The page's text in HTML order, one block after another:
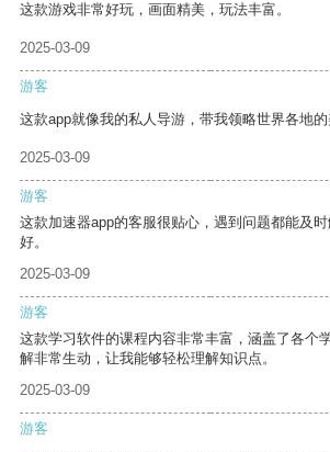
这款游戏非常好玩，画面精美，玩法丰富。
2025-03-09
游客
这款app就像我的私人导游，带我领略世界各地的
2025-03-09
游客
这款加速器app的客服很贴心，遇到问题都能及
好。
2025-03-09
游客
这款学习软件的课程内容非常丰富，涵盖了各个
解非常生动，让我能够轻松理解知识点。
2025-03-09
游客